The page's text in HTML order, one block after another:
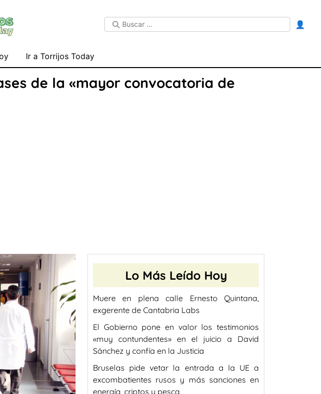
👤
Ir a Torrijos Today
de la «mayor convocatoria de
Lo Más Leído Hoy
Muere en plena calle Ernesto Quintana,
exgerente de Cantabria Labs
El Gobierno pone en valor los testimonios
«muy contundentes» en el juicio a David
Sánchez y confía en la Justicia
Bruselas pide vetar la entrada a la UE a
excombatientes rusos y más sanciones en
energía, criptos y pesca